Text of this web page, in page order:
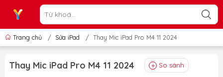
Trang chủ / Sửa iPad / Thay Mic iPad Pro M4 11 2024
Thay Mic iPad Pro M4 11 2024 So sánh